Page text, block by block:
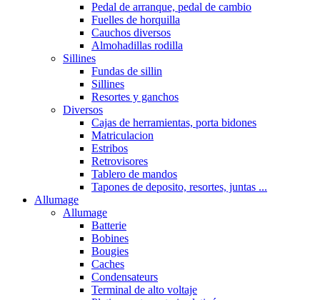
Pedal de arranque, pedal de cambio
Fuelles de horquilla
Cauchos diversos
Almohadillas rodilla
Sillines
Fundas de sillin
Sillines
Resortes y ganchos
Diversos
Cajas de herramientas, porta bidones
Matriculacion
Estribos
Retrovisores
Tablero de mandos
Tapones de deposito, resortes, juntas ...
Allumage
Allumage
Batterie
Bobines
Bougies
Caches
Condensateurs
Terminal de alto voltaje